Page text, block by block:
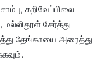
கறிவேப்பிலை
மல்லிதூள் சேர்த்து
தேங்காயை அரைத்து